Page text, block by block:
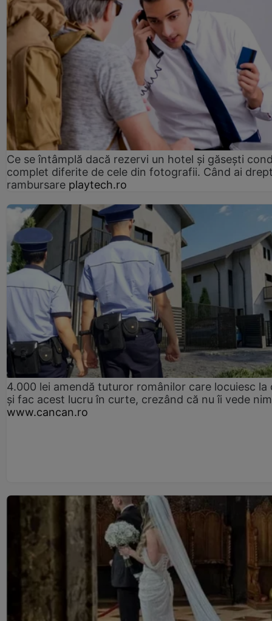
Ce se întâmplă dacă rezervi un hotel și găsești
complet diferite de cele din fotografii. Când ai
rambursare playtech.ro
4.000 lei amendă tuturor românilor care locuiesc la
și fac acest lucru în curte, crezând că nu îi vede
www.cancan.ro